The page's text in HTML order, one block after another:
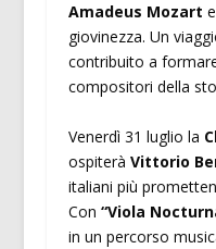
Amadeus Mozart
giovinezza. Un
contribuito a
compositori della
Venerdì 31 luglio la
ospiterà Vittorio
italiani più
Con “Viola
in un percorso